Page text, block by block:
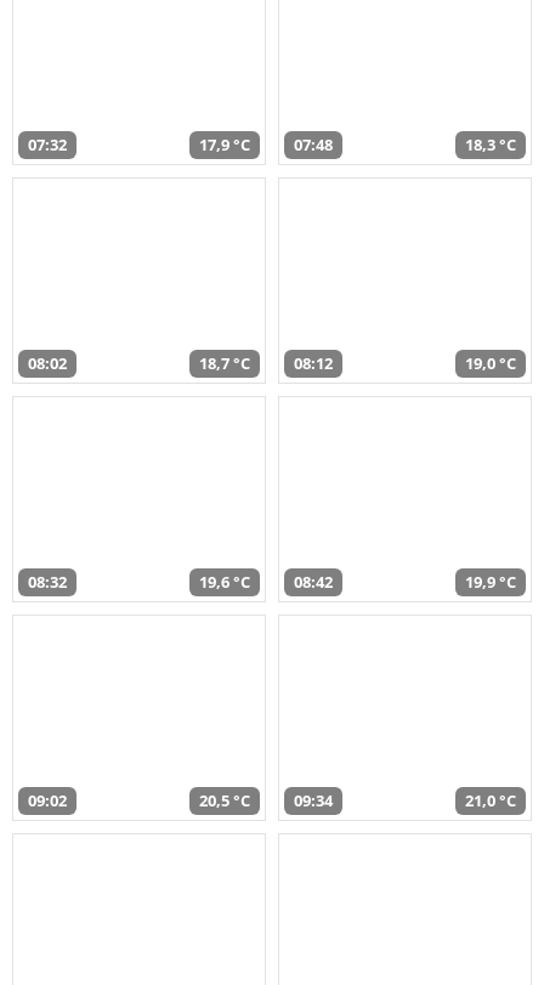
07:32 17,9 °C 07:48 18,3 °C
08:02 18,7 °C 08:12 19,0 °C
08:32 19,6 °C 08:42 19,9 °C
09:02 20,5 °C 09:34 21,0 °C